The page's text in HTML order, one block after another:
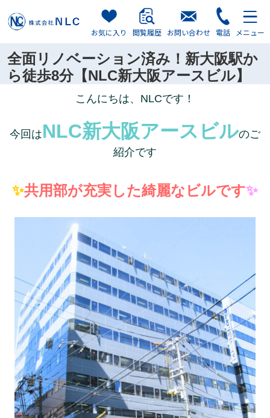
お気に入り 閲覧履歴 お問い合わせ 電話 メニュー
全面リノベーション済み！新大阪駅か
ら徒歩8分【NLC新大阪アースビル】
こんにちは、NLCです！
今回はNLC新大阪アースビルのご
紹介です
✨共用部が充実した綺麗なビルです✨